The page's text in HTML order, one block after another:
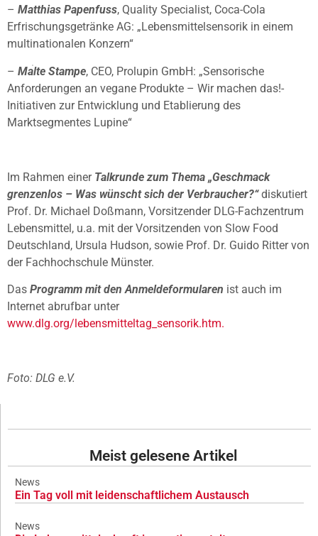
– Matthias Papenfuss, Quality Specialist, Coca-Cola
Erfrischungsgetränke AG: „Lebensmittelsensorik in einem
multinationalen Konzern“
– Malte Stampe, CEO, Prolupin GmbH: „Sensorische
Anforderungen an vegane Produkte – Wir machen das!-
Initiativen zur Entwicklung und Etablierung des
Marktsegmentes Lupine“
Im Rahmen einer Talkrunde zum Thema „Geschmack
grenzenlos – Was wünscht sich der Verbraucher?“diskutiert
Prof. Dr. Michael Doßmann, Vorsitzender DLG-Fachzentrum
Lebensmittel, u.a. mit der Vorsitzenden von Slow Food
Deutschland, Ursula Hudson, sowie Prof. Dr. Guido Ritter von
der Fachhochschule Münster.
Das Programm mit den Anmeldeformularen ist auch im
Internet abrufbar unter
www.dlg.org/lebensmitteltag_sensorik.htm.
Foto: DLG e.V.
Meist gelesene Artikel
News
Ein Tag voll mit leidenschaftlichem Austausch
News